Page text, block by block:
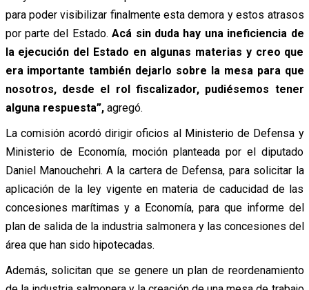
para poder visibilizar finalmente esta demora y estos atrasos
por parte del Estado.Acá sin duda hay una ineficiencia de
la ejecución del Estado en algunas materias y creo que
era importante también dejarlo sobre la mesa para que
nosotros, desde el rol fiscalizador, pudiésemos tener
alguna respuesta”,agregó.
La comisión acordó dirigir oficios al Ministerio de Defensa y
Ministerio de Economía, moción planteada por el diputado
Daniel Manouchehri. A la cartera de Defensa, para solicitar la
aplicación de la ley vigente en materia de caducidad de las
concesiones marítimas y a Economía, para que informe del
plan de salida de la industria salmonera y las concesiones del
área que han sido hipotecadas.
Además, solicitan que se genere un plan de reordenamiento